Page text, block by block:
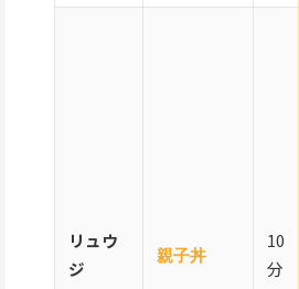
リュウ
ジ
親子丼
10
分